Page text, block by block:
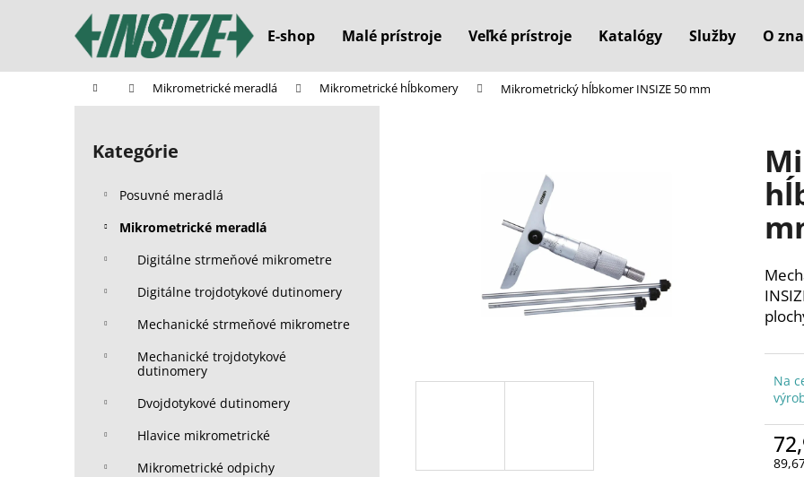
E-shop Malé prístroje Veľké prístroje Katalógy Služby O
Domov Mikrometrické meradlá Mikrometrické hĺbkomery Mikrometrický hĺbkomer INSIZE 50 mm
B
Preskočiť
kategórie
Kategórie
Posuvné meradlá
Mikrometrické meradlá
Digitálne strmeňové mikrometre
Digitálne trojdotykové dutinomery
Mechanické strmeňové mikrometre
Mechanické trojdotykové
dutinomery
Dvojdotykové dutinomery
Hlavice mikrometrické
Mikrometrické odpichy
Na
í
Späť
do
Späť
do
Čo potrebujete nájsť?
Odporúčame